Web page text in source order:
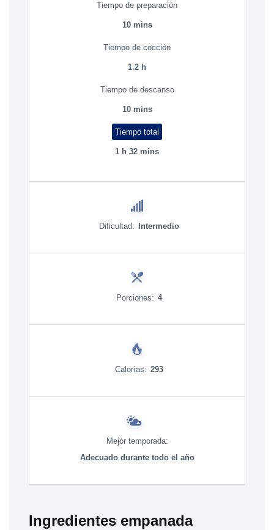
Tiempo de preparación
10 mins
Tiempo de cocción
1.2 h
Tiempo de descanso
10 mins
Tiempo total
1 h 32 mins
Dificultad: Intermedio
Porciones: 4
Calorías: 293
Mejor temporada:
Adecuado durante todo el año
Ingredientes empanada